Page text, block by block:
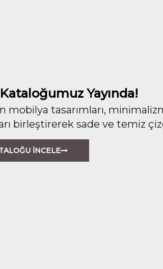
Yayında!
mobilya tasarımları,
birleştirerek sade ve temiz
İNCELE